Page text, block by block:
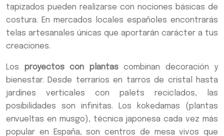
tapizados pueden realizarse con nociones básicas de
costura. En mercados locales españoles encontrarás
telas artesanales únicas que aportarán carácter a tus
creaciones.
Los proyectos con plantascombinan decoración y
bienestar. Desde terrarios en tarros de cristal hasta
jardines verticales con palets reciclados, las
posibilidades son infinitas. Los kokedamas (plantas
envueltas en musgo), técnica japonesa cada vez más
popular en España, son centros de mesa vivos que